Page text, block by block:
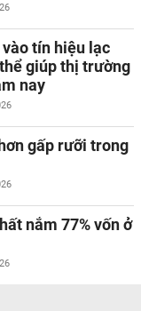
tín hiệu lạc
giúp thị trường
nay
gấp rưỡi trong
nắm 77% vốn ở